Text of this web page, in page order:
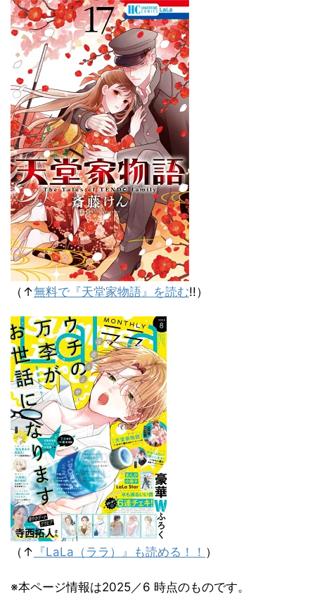
（↑無料で『天堂家物語』を読む!!）
（↑ 『LaLa（ララ）』も読める！！ ）
※本ページ情報は2025／6 時点のものです。